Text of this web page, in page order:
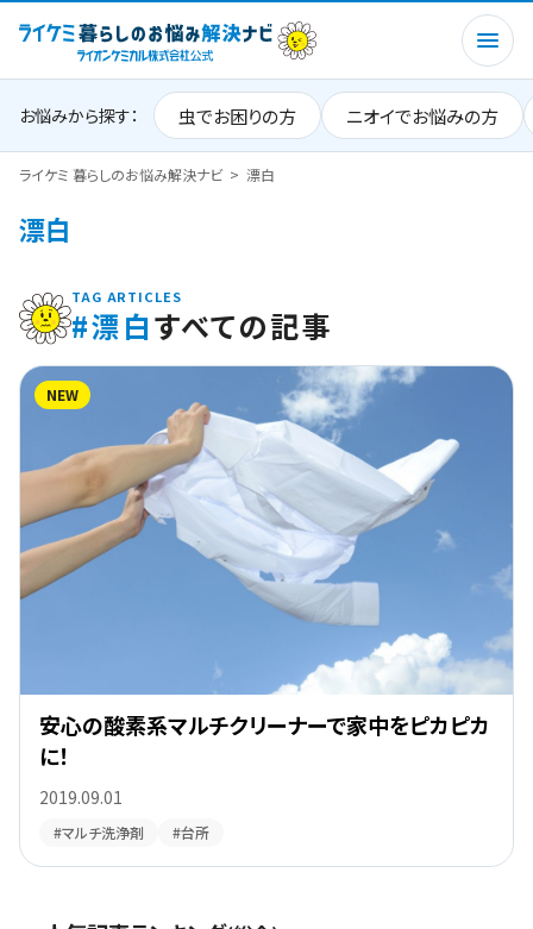
お悩みから探す： 虫でお困りの方 ニオイでお悩みの方
ライケミ 暮らしのお悩み解決ナビ 漂白
漂白
TAG ARTICLES
#漂白すべての記事
NEW
2019.09.01
安心の酸素系マルチクリーナーで家中をピカピカ
に！
#マルチ洗浄剤 #台所